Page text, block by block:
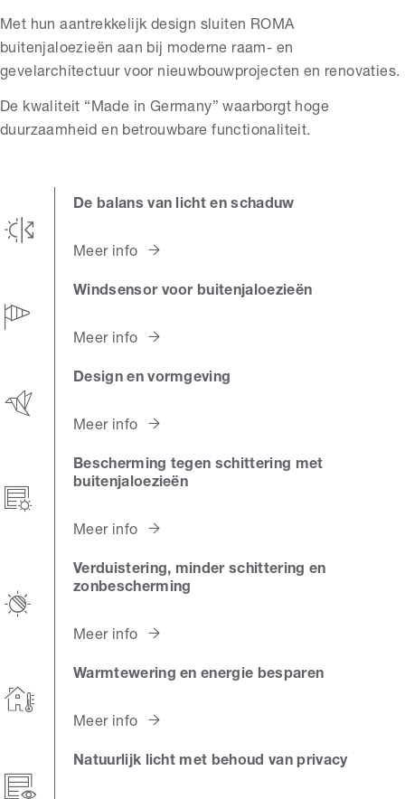
Met hun aantrekkelijk design sluiten ROMA
buitenjaloezieën aan bij moderne raam- en
gevelarchitectuur voor nieuwbouwprojecten en renovaties.
De kwaliteit “Made in Germany” waarborgt hoge
duurzaamheid en betrouwbare functionaliteit.
De balans van licht en schaduw
Meer info
Windsensor voor buitenjaloezieën
Meer info
Design en vormgeving
Meer info
Bescherming tegen schittering met
buitenjaloezieën
Meer info
Verduistering, minder schittering en
zonbescherming
Meer info
Warmtewering en energie besparen
Meer info
Natuurlijk licht met behoud van privacy